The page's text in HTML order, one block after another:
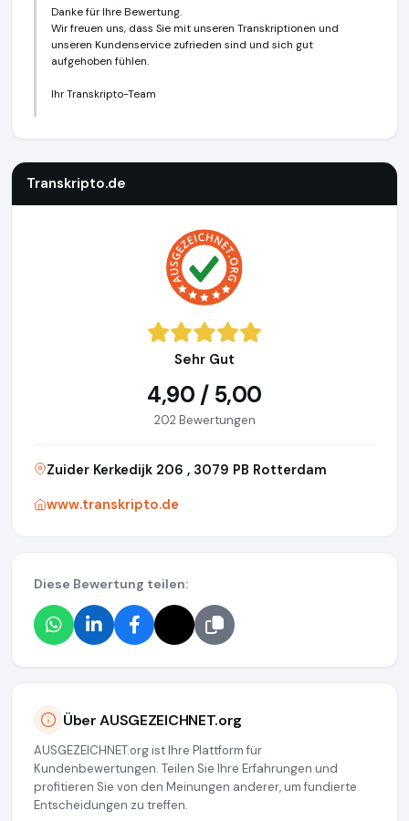
Danke für Ihre Bewertung.
Wir freuen uns, dass Sie mit unseren Transkriptionen und
unseren Kundenservice zufrieden sind und sich gut
aufgehoben fühlen.
Ihr Transkripto-Team
Transkripto.de
Sehr Gut
4,90 / 5,00
202 Bewertungen
Zuider Kerkedijk 206 , 3079 PB Rotterdam
www.transkripto.de
Diese Bewertung teilen:
Über AUSGEZEICHNET.org
AUSGEZEICHNET.org ist Ihre Plattform für
Kundenbewertungen. Teilen Sie Ihre Erfahrungen und
profitieren Sie von den Meinungen anderer, um fundierte
Entscheidungen zu treffen.